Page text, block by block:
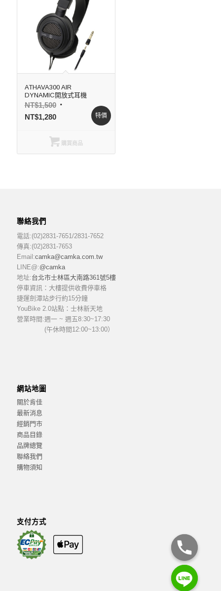
ATHAVA300 AIR
DYNAMIC開放式耳機
NT$1,500
NT$1,280 特價
購買商品
聯絡我們
電話:(02)2831-7651/2831-7652
傳真:(02)2831-7653
Email:camka@camka.com.tw
LINE@:@camka
地址:台北市士林區大南路361號5樓
停車資訊：大樓提供收費停車格
捷運劍潭站步行約15分鐘
YouBike 2.0站點：士林新天地
營業時間:週一 ~ 週五8:30~17:30
(午休時間12:00~13:00）
網站地圖
關於肯佳
最新消息
經銷門市
商品目錄
品牌總覽
聯絡我們
購物須知
支付方式